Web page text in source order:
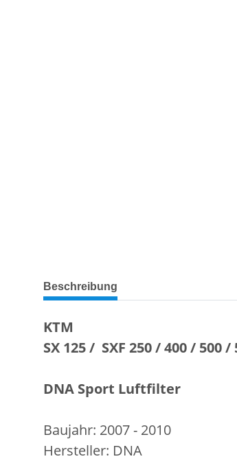
weitere Registerkarten anzeigen
Beschreibung
KTM
SX 125 / SXF 250 / 400 / 500 /
DNA Sport Luftfilter
Baujahr: 2007 - 2010
Hersteller: DNA